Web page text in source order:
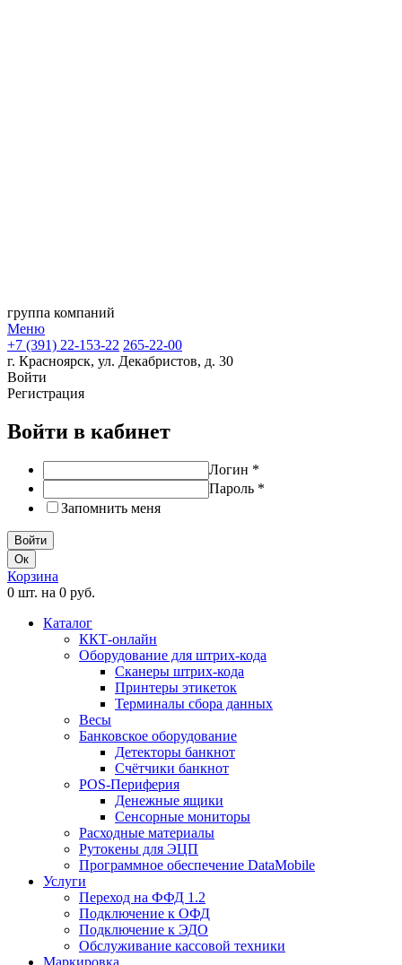
группа компаний
Меню
+7 (391) 22-153-22 265-22-00
г. Красноярск, ул. Декабристов, д. 30
Войти
Регистрация
Войти в кабинет
Логин *
Пароль *
Запомнить меня
Ок
Корзина
0 шт. на 0 руб.
Каталог
ККТ-онлайн
Оборудование для штрих-кода
Сканеры штрих-кода
Принтеры этикеток
Терминалы сбора данных
Весы
Банковское оборудование
Детекторы банкнот
Счётчики банкнот
POS-Периферия
Денежные ящики
Сенсорные мониторы
Расходные материалы
Рутокены для ЭЦП
Программное обеспечение DataMobile
Услуги
Переход на ФФД 1.2
Подключение к ОФД
Подключение к ЭДО
Обслуживание кассовой техники